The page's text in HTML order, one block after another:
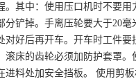
其中：使用压口机时不要用
分铲掉。手离压轮要大于20毫
对好后再开车。开车时工件要
滚床的齿轮必须加防护套罩。
进料处加安全挡板。 使用剪